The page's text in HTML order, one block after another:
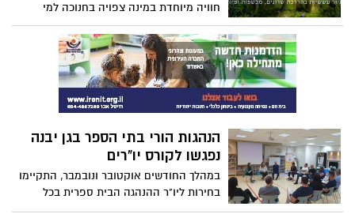
חוויה מיוחדת במינה צפויה בחנוכה למי
שיפקדו את יער המאכל של "עם הטבע"
מרחב חברתי ירוק בגן יבנה: פסטיבל יצורי
הלילה, חוויה קסומה עם הפקת תיאטרון
מקורית העולה בחשיכה מוחלטת ותשלב בין
אזכורים למשבר האקלים לבין סיפורי גבורה,
ניסים ואור. כל זאת באמצעות יצורים ליליים
את העולם מכיליון.
הנהגות הורי בתי הספר בגן יבנה
נפגשו לקורס יו"רים
במהלך החודשים אוקטובר ונובמבר, התקיימו
בחירות ליו"ר ההנהגה הבית ספרית בכל
מוסדות החינוך ביישוב גן יבנה. לאחר